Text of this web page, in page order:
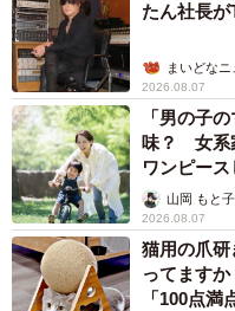
たん社長
まいどなニ
2026.08.07
「男の子
味？ 女系
ワンピー
へんが…
山岡 もと子
2026.08.07
猫用の爪
ってます
「100点満